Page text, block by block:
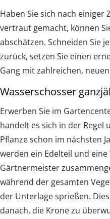
Haben Sie sich nach
vertraut gemacht, können
abschätzen. Schneiden Sie
zurück, setzen Sie einen
Gang mit zahlreichen,
Wasserschosser
Erwerben Sie im
handelt es sich in der Regel
Pflanze schon im nächsten
werden ein Edelteil und
Gärtnermeister
während der gesamten
der Unterlage sprießen.
danach, die Krone zu